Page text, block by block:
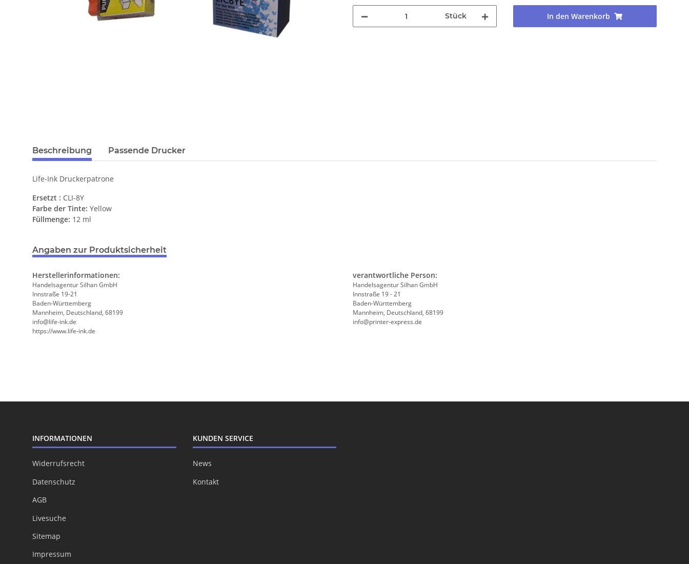
Stück In den Warenkorb
Beschreibung Passende Drucker
Life-Ink Druckerpatrone
Ersetzt : CLI-8Y
Farbe der Tinte: Yellow
Füllmenge: 12 ml
Angaben zur Produktsicherheit
Herstellerinformationen:
Handelsagentur Silhan GmbH
Innstraße 19-21
Baden-Württemberg
Mannheim, Deutschland, 68199
info@life-ink.de
https://www.life-ink.de
verantwortliche Person:
Handelsagentur Silhan GmbH
Innstraße 19 - 21
Baden-Württemberg
Mannheim, Deutschland, 68199
info@printer-express.de
INFORMATIONEN
Widerrufsrecht
Datenschutz
AGB
Livesuche
Sitemap
Impressum
KUNDEN SERVICE
News
Kontakt